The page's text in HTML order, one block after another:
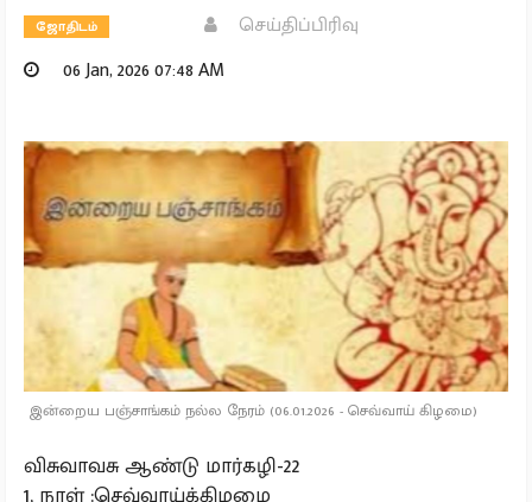
ஜோதிடம்
செய்திப்பிரிவு
06 Jan, 2026 07:48 AM
இன்றைய பஞ்சாங்கம் நல்ல நேரம் (06.01.2026 - செவ்வாய் கிழமை)
விசுவாவசு ஆண்டு மார்கழி-22